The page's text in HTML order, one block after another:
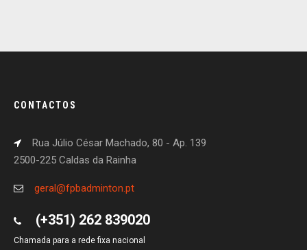
CONTACTOS
Rua Júlio César Machado, 80 - Ap. 139
2500-225 Caldas da Rainha
geral@fpbadminton.pt
(+351) 262 839020
Chamada para a rede fixa nacional